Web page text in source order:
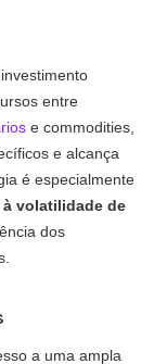
entre
e commodities,
e alcança
é especialmente
volatilidade de
dos
a uma ampla